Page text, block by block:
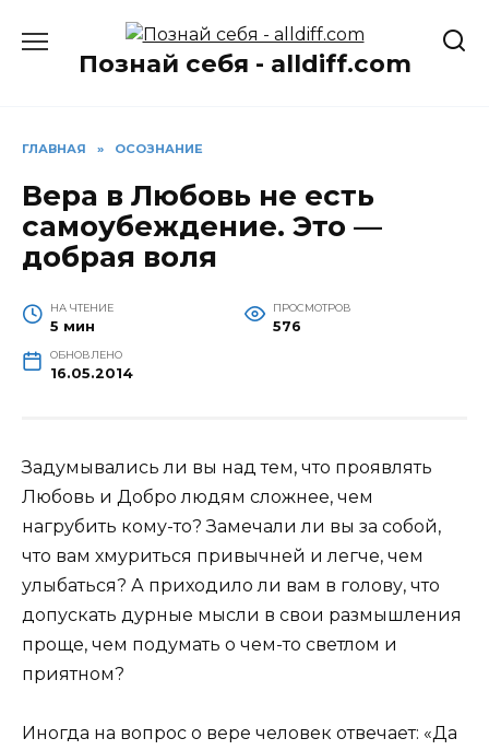
содержаниюПознай себя - alldiff.com
ГЛАВНАЯ » ОСОЗНАНИЕ
Вера в Любовь не есть
самоубеждение. Это —
добрая воля
НА ЧТЕНИЕ
5 мин
ПРОСМОТРОВ
576
ОБНОВЛЕНО
16.05.2014
Задумывались ли вы над тем, что проявлять
Любовь и Добро людям сложнее, чем
нагрубить кому-то? Замечали ли вы за собой,
что вам хмуриться привычней и легче, чем
улыбаться? А приходило ли вам в голову, что
допускать дурные мысли в свои размышления
проще, чем подумать о чем-то светлом и
приятном?
Иногда на вопрос о вере человек отвечает: «Да